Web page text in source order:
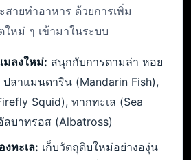
สายทำอาหาร ด้วยการเพิ่ม
หม่ ๆ เข้ามาในระบบ
มลงใหม่: สนุกกับการตามล่า หอย
ลาแมนดาริน (Mandarin Fish),
Squid), ทากทะเล (Sea
ลบาทรอส (Albatross)
งทะเล: เก็บวัตถุดิบใหม่อย่างองุ่น